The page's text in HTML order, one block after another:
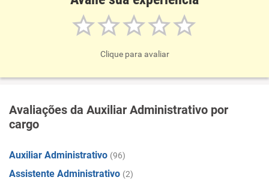
Clique para avaliar
Avaliações da Auxiliar Administrativo por
cargo
Auxiliar Administrativo (96)
Assistente Administrativo (2)